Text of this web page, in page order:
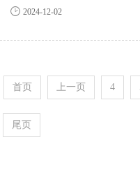
2024-12-02
首页 上一页 4
尾页